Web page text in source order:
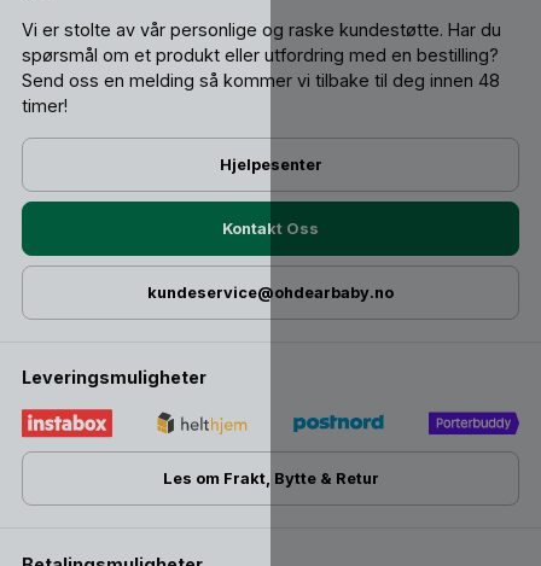
Vi er stolte av vår personlige og raske kundestøtte. Har du
spørsmål om et produkt eller utfordring med en bestilling?
Send oss ​​en melding så kommer vi tilbake til deg innen 48
timer!
Hjelpesenter
Kontakt Oss
kundeservice@ohdearbaby.no
Leveringsmuligheter
Les om Frakt, Bytte & Retur